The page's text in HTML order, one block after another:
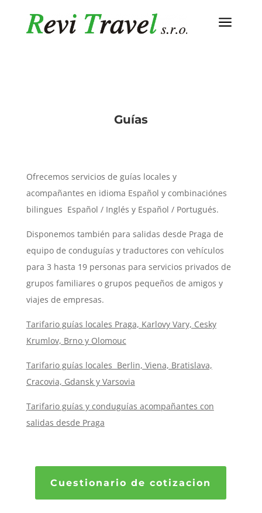
a
Guías
Ofrecemos servicios de guías locales y
acompañantes en idioma Español y combinaciónes
bilingues Español / Inglés y Español / Portugués.
Disponemos también para salidas desde Praga de
equipo de conduguías y traductores con vehículos
para 3 hasta 19 personas para servicios privados de
grupos familiares o grupos pequeños de amigos y
viajes de empresas.
Tarifario guías locales Praga, Karlovy Vary, Cesky
Krumlov, Brno y Olomouc
Tarifario guías locales Berlin, Viena, Bratislava,
Cracovia, Gdansk y Varsovia
Tarifario guías y conduguías acompañantes con
salidas desde Praga
Cuestionario de cotizacion